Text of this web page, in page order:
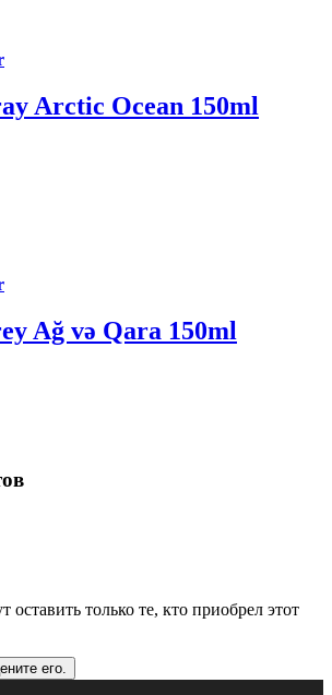
Arctic Ocean 150ml
Ağ və Qara 150ml
оставить только те, кто приобрел этот
его.